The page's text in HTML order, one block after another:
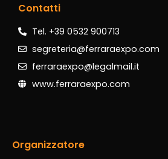
Contatti
Tel. +39 0532 900713
segreteria@ferraraexpo.com
ferraraexpo@legalmail.it
www.ferraraexpo.com
Organizzatore